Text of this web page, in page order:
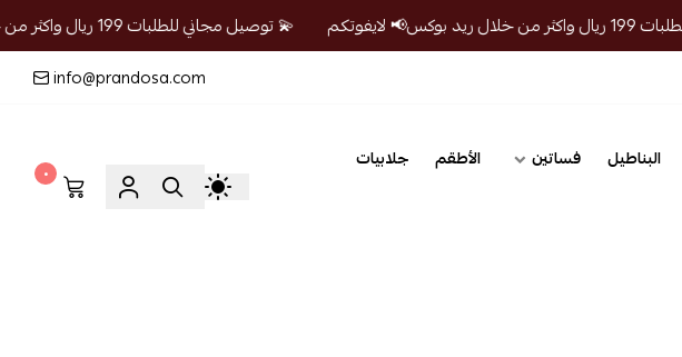
💫 توصيل مجاني للطلبات 199 ريال واكثر من خلال ريد بوكس📢 لايفوتكم
info@prandosa.com
البناطيل فساتين الأطقم
جلابيات
٠